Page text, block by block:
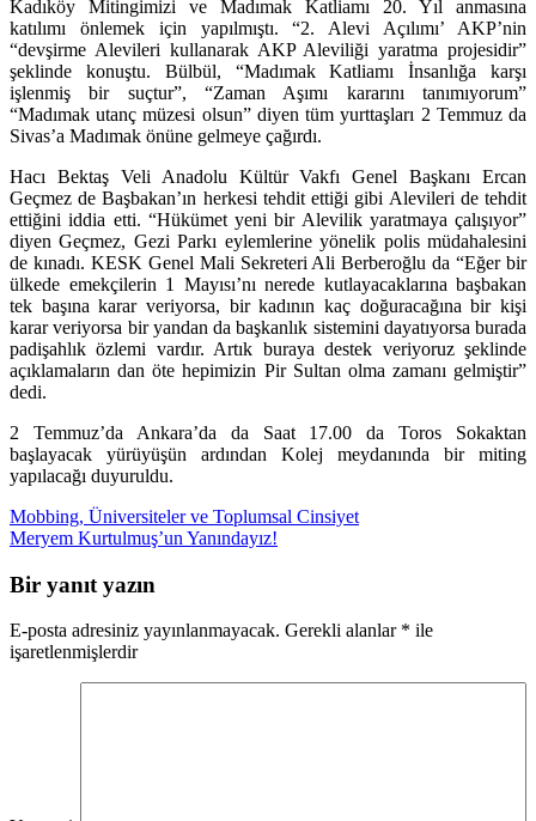
Kadıköy Mitingimizi ve Madımak Katliamı 20. Yıl anmasına
katılımı önlemek için yapılmıştı. “2. Alevi Açılımı’ AKP’nin
“devşirme Alevileri kullanarak AKP Aleviliği yaratma projesidir”
şeklinde konuştu. Bülbül, “Madımak Katliamı İnsanlığa karşı
işlenmiş bir suçtur”, “Zaman Aşımı kararını tanımıyorum”
“Madımak utanç müzesi olsun” diyen tüm yurttaşları 2 Temmuz da
Sivas’a Madımak önüne gelmeye çağırdı.
Hacı Bektaş Veli Anadolu Kültür Vakfı Genel Başkanı Ercan
Geçmez de Başbakan’ın herkesi tehdit ettiği gibi Alevileri de tehdit
ettiğini iddia etti. “Hükümet yeni bir Alevilik yaratmaya çalışıyor”
diyen Geçmez, Gezi Parkı eylemlerine yönelik polis müdahalesini
de kınadı. KESK Genel Mali Sekreteri Ali Berberoğlu da “Eğer bir
ülkede emekçilerin 1 Mayısı’nı nerede kutlayacaklarına başbakan
tek başına karar veriyorsa, bir kadının kaç doğuracağına bir kişi
karar veriyorsa bir yandan da başkanlık sistemini dayatıyorsa burada
padişahlık özlemi vardır. Artık buraya destek veriyoruz şeklinde
açıklamaların dan öte hepimizin Pir Sultan olma zamanı gelmiştir”
dedi.
2 Temmuz’da Ankara’da da Saat 17.00 da Toros Sokaktan
başlayacak yürüyüşün ardından Kolej meydanında bir miting
yapılacağı duyuruldu.
Yazı
gezinmesi
Mobbing, Üniversiteler ve Toplumsal Cinsiyet
Meryem Kurtulmuş’un Yanındayız!
Bir yanıt yazın
E-posta adresiniz yayınlanmayacak. Gerekli alanlar * ile
işaretlenmişlerdir